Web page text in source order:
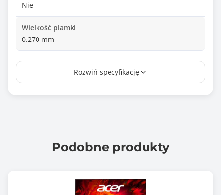
Nie
Wielkość plamki
0.270 mm
Czas reakcji matrycy
Jasność matrycy
Rozwiń specyfikację
Podobne produkty